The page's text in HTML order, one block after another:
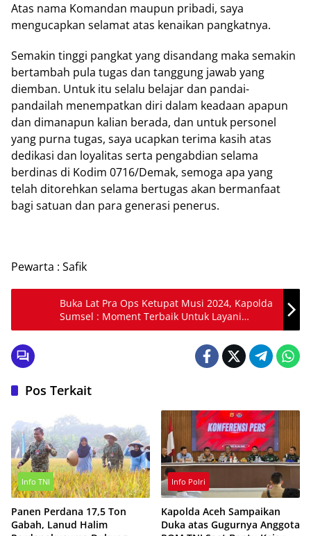
Atas nama Komandan maupun pribadi, saya
mengucapkan selamat atas kenaikan pangkatnya.
Semakin tinggi pangkat yang disandang maka semakin
bertambah pula tugas dan tanggung jawab yang
diemban. Untuk itu selalu belajar dan pandai-
pandailah menempatkan diri dalam keadaan apapun
dan dimanapun kalian berada, dan untuk personel
yang purna tugas, saya ucapkan terima kasih atas
dedikasi dan loyalitas serta pengabdian selama
berdinas di Kodim 0716/Demak, semoga apa yang
telah ditorehkan selama bertugas akan bermanfaat
bagi satuan dan para generasi penerus.
Pewarta : Safik
Buka Lat Pra Ops Ketupat Musi 2024, Kapolda
Sumsel : Moment Terbaik Untuk Layani
Masyarakat
Pos Terkait
Info TNI
Panen Perdana 17,5 Ton
Gabah, Lanud Halim
Info Polri
Kapolda Aceh Sampaikan
Duka atas Gugurnya Anggota